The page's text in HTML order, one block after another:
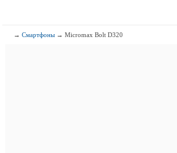
→Смартфоны → Micromax Bolt D320